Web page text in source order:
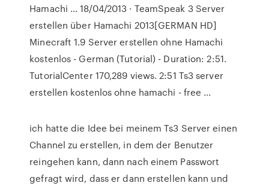
Hamachi … 18/04/2013 · TeamSpeak 3 Server
erstellen über Hamachi 2013[GERMAN HD]
Minecraft 1.9 Server erstellen ohne Hamachi
kostenlos - German (Tutorial) - Duration: 2:51.
TutorialCenter 170,289 views. 2:51 Ts3 server
erstellen kostenlos ohne hamachi - free ...
ich hatte die Idee bei meinem Ts3 Server einen
Channel zu erstellen, in dem der Benutzer
reingehen kann, dann nach einem Passwort
gefragt wird, dass er dann erstellen kann und